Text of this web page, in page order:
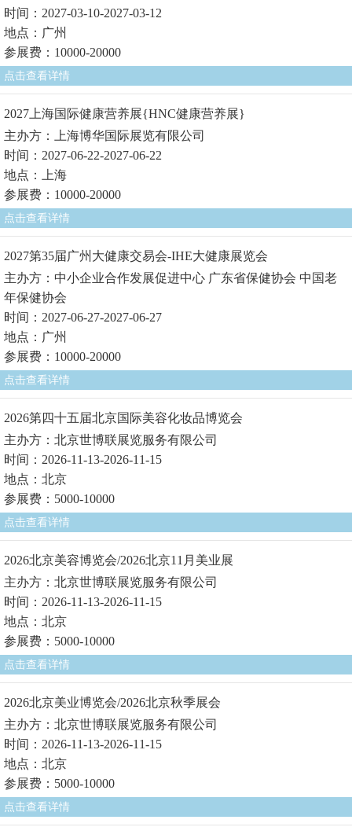
时间：2027-03-10-2027-03-12
地点：广州
参展费：10000-20000
点击查看详情
2027上海国际健康营养展{HNC健康营养展}
主办方：上海博华国际展览有限公司
时间：2027-06-22-2027-06-22
地点：上海
参展费：10000-20000
点击查看详情
2027第35届广州大健康交易会-IHE大健康展览会
主办方：中小企业合作发展促进中心 广东省保健协会 中国老
年保健协会
时间：2027-06-27-2027-06-27
地点：广州
参展费：10000-20000
点击查看详情
2026第四十五届北京国际美容化妆品博览会
主办方：北京世博联展览服务有限公司
时间：2026-11-13-2026-11-15
地点：北京
参展费：5000-10000
点击查看详情
2026北京美容博览会/2026北京11月美业展
主办方：北京世博联展览服务有限公司
时间：2026-11-13-2026-11-15
地点：北京
参展费：5000-10000
点击查看详情
2026北京美业博览会/2026北京秋季展会
主办方：北京世博联展览服务有限公司
时间：2026-11-13-2026-11-15
地点：北京
参展费：5000-10000
点击查看详情